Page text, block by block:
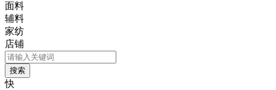
面料
辅料
家纺
店铺
快